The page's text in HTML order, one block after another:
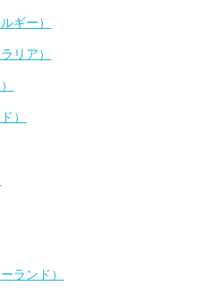
ギー）
リア）
）
ランド）